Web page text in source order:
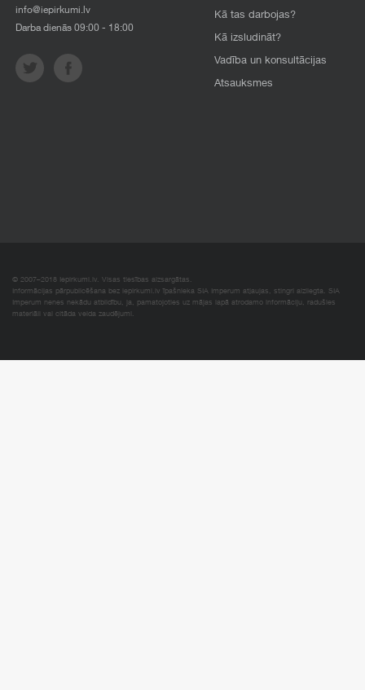
info@iepirkumi.lv
Darba dienās 09:00 - 18:00
Kā tas darbojas?
Kā izsludināt?
Vadība un konsultācijas
Atsauksmes
© 2007–2018 Iepirkumi.lv. Visas tiesības aizsargātas.
Informācijas pārpublicēšana bez iepirkumi.lv īpašnieka SIA Imperum atļaujas, stingri aizliegta. SIA
Imperum nenes nekādu atbildību, ja, pamatojoties uz mājas lapā atrodamo informāciju, radušies
materiāli vai citāda veida zaudējumi.